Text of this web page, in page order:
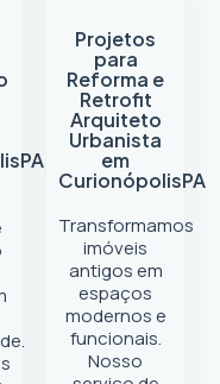
PA
Projetos
para
Reforma e
Retrofit
Arquiteto
Urbanista
em
CurionópolisPA
Transformamos
imóveis
antigos em
espaços
modernos e
funcionais.
Nosso